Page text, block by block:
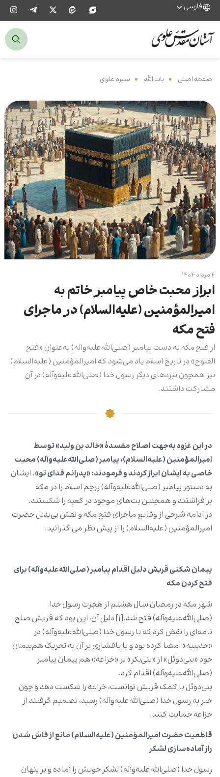
فارسی
صفحه اصلی باب الله سیره علوی
۴ مرداد ۱۴۰۴
ابراز محبت خاص پیامبر خاتم به
امیرالمؤمنین (علیه‌السلام) در ماجرای
فتح مکه
از فتح مکه به دست پیامبر (صلی‌الله‌علیه‌وآله) به‌عنوان «فتح
الفتوح» در تاریخ اسلام یاد می‌شود که امیرالمؤمنین (علیه‌السلام)
نیز همچون نبردهای دیگر رسول خدا (صلی‌الله‌علیه‌وآله) در آن
مشارکت داشتند.
در این غزوه به‌جهت اصلاح مفسدۀ «خالد بن ولید» توسط
امیرالمؤمنین (علیه‌السلام)، پیامبر (صلی‌الله‌علیه‌وآله) محبت
خاصی به ایشان ابراز کردند و فرمودند: «پدرانم فدای تو». ایشان
به دستور پیامبر (صلی‌الله‌علیه‌وآله) پرچم اسلام را در مکه
برافراشتند و همچنین بت‌های موجود در کعبه را شکستند.
در ادامه شرحی از وقایع ماجرای فتح مکه و نقش بی‌بدیل حضرت
امیرالمؤمنین (علیه‌السلام) را از پیش نظر می گذرانید.
پیمان شکنی قریش دلیل اقدام پیامبر (صلی‌الله‌علیه‌وآله) برای
فتح کردن مکه
شهر مکه در رمضان سال هشتم از هجرت رسول خدا
(صلی‌الله‌علیه‌وآله) فتح شد.[۱] دلیل آن، این بود که قریش صلح
نامه‌ای را نقض کرد که با رسول خدا (صلی‌الله‌علیه‌وآله) در
«حدیبیه» امضا کرده بود و با پافشاری بر آن به تحریک هم‌پیمان
خود «بنی‌دوئل» از «بنی‌بکر» بر «خزاعه» هم پیمان پیامبر
(صلی‌الله‌علیه‌وآله) اقدام کرد.
بنی‌دوئل با کمک قریش توانست، خزاعه را شکست دهد و چون
خبر به رسول خدا (صلی‌الله‌علیه‌وآله) رسید، تصمیم گرفتند از
خزاعه حمایت کنند.
قاطعیت حضرت امیرالمؤمنین (علیه‌السلام) مانع از فاش شدن
راز آماده‌سازی لشکر
رسول خدا (صلی‌الله‌علیه‌وآله) لشکر خویش را آماده و بر پنهان